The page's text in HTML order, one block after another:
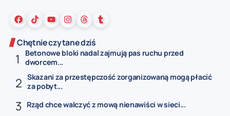
Chętnie czytane dziś
Betonowe bloki nadal zajmują pas ruchu przed
dworcem...
Skazani za przestępczość zorganizowaną mogą płacić
za pobyt...
Rząd chce walczyć z mową nienawiści w sieci...